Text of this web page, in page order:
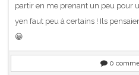
partir en me prenant un peu pour
yen faut peu à certains ! Ils
😀
0